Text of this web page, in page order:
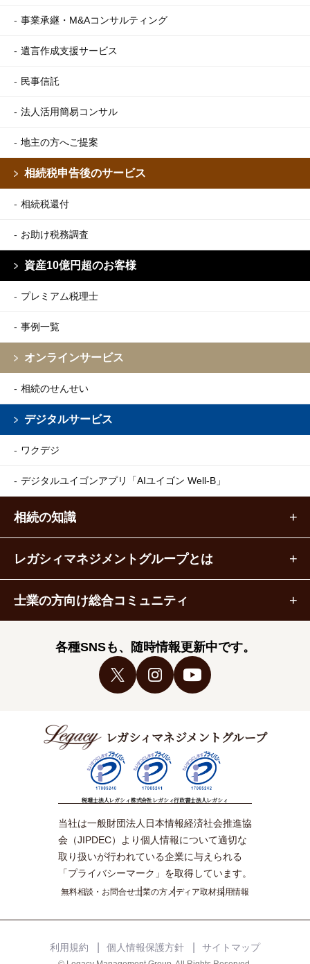
事業承継・M&Aコンサルティング
遺言作成支援サービス
民事信託
法人活用簡易コンサル
地主の方へご提案
相続税申告後のサービス
相続税還付
お助け税務調査
資産10億円超のお客様
プレミアム税理士
事例一覧
オンラインサービス
相続のせんせい
デジタルサービス
ワクデジ
デジタルユイゴンアプリ 「AIユイゴン Well-B」
相続の知識
レガシィマネジメントグループとは
士業の方向け総合コミュニティ
各種SNSも、随時情報更新中です。
レガシィマネジメントグループ
税理士法人レガシィ株式会社レガシィ行政書士法人レガシィ
当社は一般財団法人日本情報経済社会推進協
会（JIPDEC）より個人情報について適切な
取り扱いが行われている企業に与えられる
「プライバシーマーク」を取得しています。
無料相談・お問合せ士業の方メディア取材採用情報
利用規約 個人情報保護方針 サイトマップ